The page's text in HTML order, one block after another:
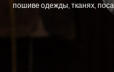
пошиве одежды, тканях,